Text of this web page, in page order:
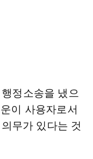
정소송을 냈으
이 사용자로서
무가 있다는 것